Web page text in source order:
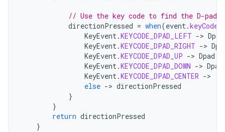
// Use the key code to find the D-pad
directionPressed = when(event.keyCode
KeyEvent.KEYCODE_DPAD_LEFT -> Dpad
KeyEvent.KEYCODE_DPAD_RIGHT ->
KeyEvent.KEYCODE_DPAD_UP -> Dpad
KeyEvent.KEYCODE_DPAD_DOWN -> Dpad
KeyEvent.KEYCODE_DPAD_CENTER ->
else -> directionPressed
}
}
return directionPressed
}